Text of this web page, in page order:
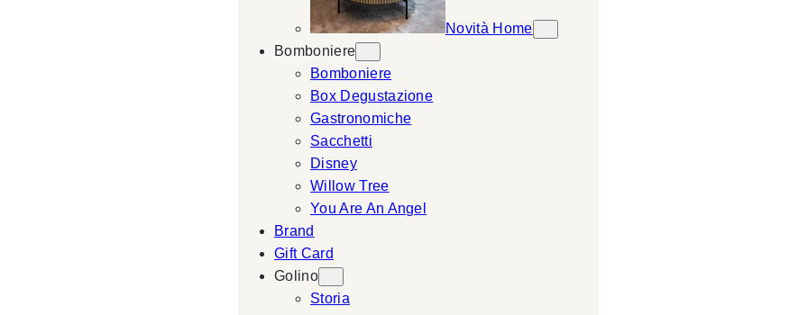
Novità Home
Bomboniere
Bomboniere
Box Degustazione
Gastronomiche
Sacchetti
Disney
Willow Tree
You Are An Angel
Brand
Gift Card
Golino
Storia